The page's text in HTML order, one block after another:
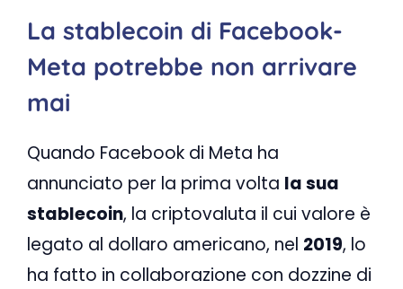
La stablecoin di Facebook-
Meta potrebbe non arrivare
mai
Quando Facebook di Meta ha
annunciato per la prima volta la sua
stablecoin, la criptovaluta il cui valore è
legato al dollaro americano, nel 2019, lo
ha fatto in collaborazione con dozzine di